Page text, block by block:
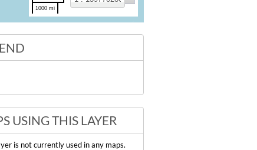
1000 mi
USING THIS LAYER
is not currently used in any maps.